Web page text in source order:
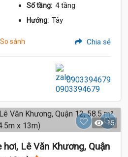
Số tầng: 4 tầng
Hướng: Tây
So sánh Chia sẻ
0903394679
15
hơi, Lê Văn Khương, Quận